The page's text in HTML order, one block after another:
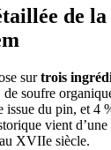
de
surtrois
de soufre
issue du pin, et 4
vient d’une
XVIIe siècle.